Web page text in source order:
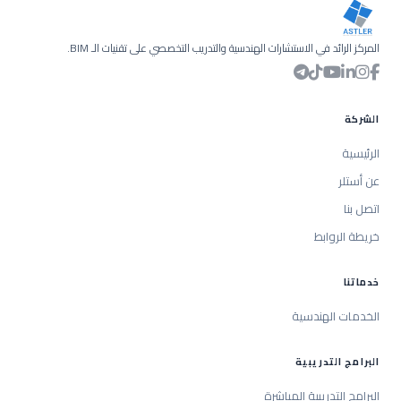
المركز الرائد في الاستشارات الهندسية والتدريب التخصصي على تقنيات الـ BIM.
الشركة
الرئيسية
عن أستلر
اتصل بنا
خريطة الروابط
خدماتنا
الخدمات الهندسية
البرامج التدريبية
البرامج التدريبية المباشرة